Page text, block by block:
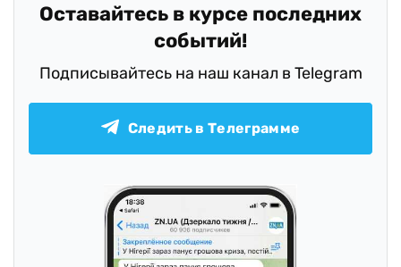
Оставайтесь в курсе последних
событий!
Подписывайтесь на наш канал в Telegram
Следить в Телеграмме